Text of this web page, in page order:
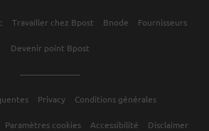
Privacy Conditions générales
Paramètres cookies Accessibilité Disclaimer
Travailler chez Bpost Bnode Fournisseurs
Devenir point Bpost